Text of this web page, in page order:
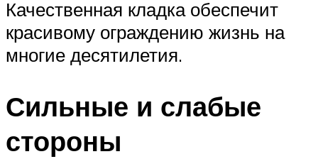
Качественная кладка обеспечит
красивому ограждению жизнь на
многие десятилетия.
Сильные и слабые
стороны